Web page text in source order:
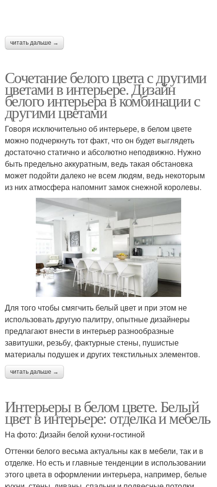
читать дальше →
Сочетание белого цвета с другими
цветами в интерьере. Дизайн
белого интерьера в комбинации с
другими цветами
Говоря исключительно об интерьере, в белом цвете
можно подчеркнуть тот факт, что он будет выглядеть
достаточно статично и абсолютно неподвижно. Нужно
быть предельно аккуратным, ведь такая обстановка
может подойти далеко не всем людям, ведь некоторым
из них атмосфера напомнит замок снежной королевы.
Для того чтобы смягчить белый цвет и при этом не
использовать другую палитру, опытные дизайнеры
предлагают внести в интерьер разнообразные
завитушки, резьбу, фактурные стены, пушистые
материалы подушек и других текстильных элементов.
читать дальше →
Интерьеры в белом цвете. Белый
цвет в интерьере: отделка и мебель
На фото: Дизайн белой кухни-гостиной
Оттенки белого весьма актуальны как в мебели, так и в
отделке. Но есть и главные тенденции в использовании
этого цвета в оформлении интерьера, например, белые